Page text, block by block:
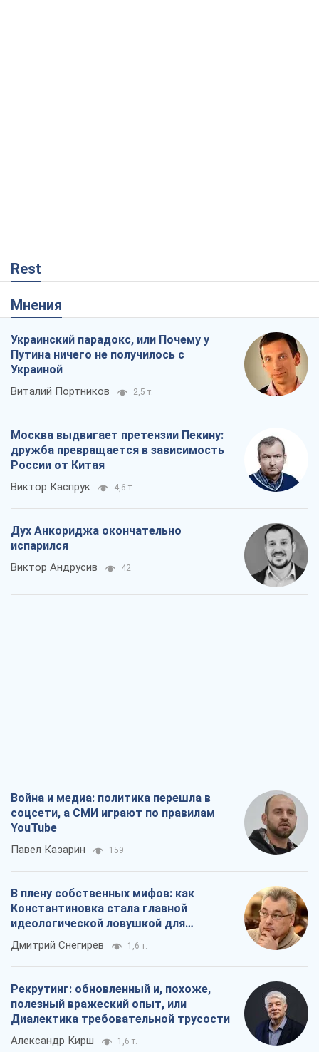
Rest
Мнения
Украинский парадокс, или Почему у
Путина ничего не получилось с
Украиной
Виталий Портников 2,5 т.
Москва выдвигает претензии Пекину:
дружба превращается в зависимость
России от Китая
Виктор Каспрук 4,6 т.
Дух Анкориджа окончательно
испарился
Виктор Андрусив 42
Война и медиа: политика перешла в
соцсети, а СМИ играют по правилам
YouTube
Павел Казарин 159
В плену собственных мифов: как
Константиновка стала главной
идеологической ловушкой для
российских оккупантов
Дмитрий Снегирев 1,6 т.
Рекрутинг: обновленный и, похоже,
полезный вражеский опыт, или
Диалектика требовательной трусости
Александр Кирш 1,6 т.